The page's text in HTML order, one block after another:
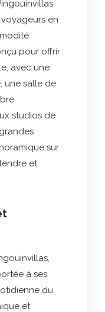
en
pour offrir
avec une
une salle de
studios de
sur
et
à ses
du
et